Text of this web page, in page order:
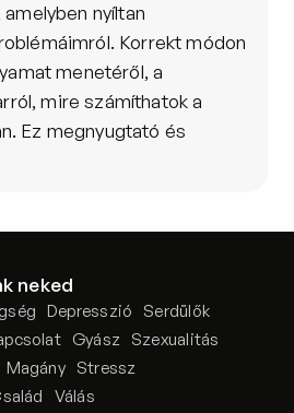
nyíltan
Korrekt módon
menetéről, a
mire számíthatok a
Ez megnyugtató és
neked
Depresszió
Serdülők
Gyász Szexualitás
Magány Stressz
Válás